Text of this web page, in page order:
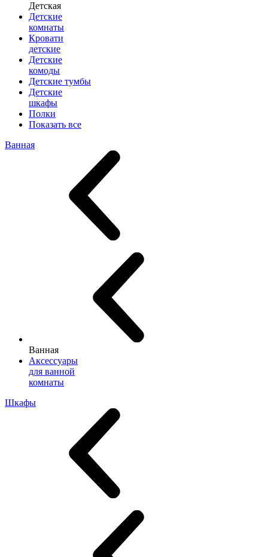
Детская
Детские
комнаты
Кровати
детские
Детские
комоды
Детские тумбы
Детские
шкафы
Полки
Показать все
Ванная
Ванная
Аксессуары
для ванной
комнаты
Шкафы